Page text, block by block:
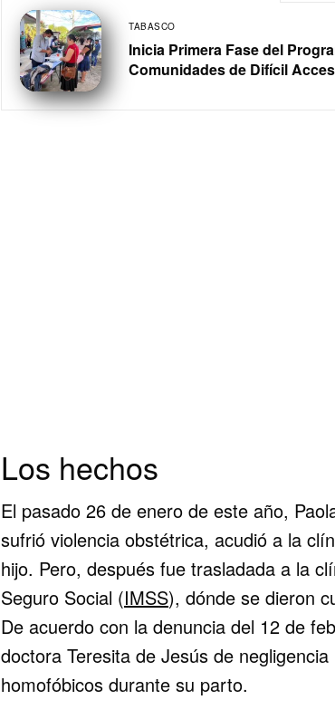
TABASCO
Inicia Primera Fase del
Comunidades de Difícil
Los hechos
El pasado 26 de enero de este año,
sufrió violencia obstétrica, acudió a la
hijo. Pero, después fue trasladada a la
Seguro Social (IMSS), dónde se dieron
De acuerdo con la denuncia del 12 de
doctora Teresita de Jesús de
homofóbicos durante su parto.